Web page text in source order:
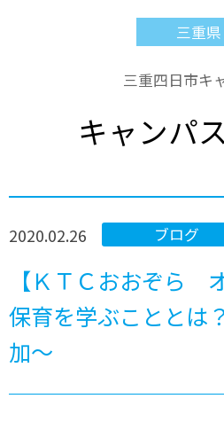
三重県
三重四日市キ
キャンパ
ブログ
2020.02.26
【ＫＴＣおおぞら
保育を学ぶことと
加～